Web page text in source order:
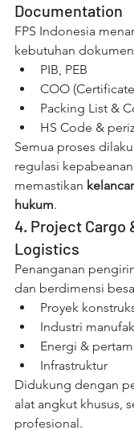
Documentation
FPS Indonesia
kebutuhan
PIB, PEB
COO
Packing List &
HS Code &
Semua proses
regulasi
memastikan
hukum.
4. Project Cargo
Logistics
Penanganan
dan berdimensi
Proyek
Industri
Energi &
Infrastruktur
Didukung dengan
alat angkut khusus,
profesional.